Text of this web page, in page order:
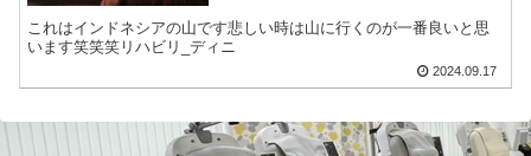
これはインドネシアの山です悲しい時は山に行くのが一番良いと思
います笑笑笑リハビリ_ディニ
2024.09.17